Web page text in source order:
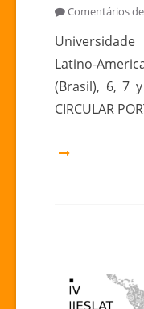
Comentários
Latino-
(Brasil), 6, 7
CIRCULAR